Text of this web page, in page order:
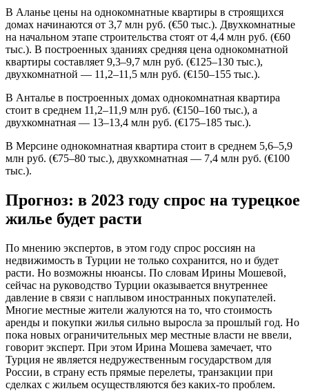
В Аланье цены на однокомнатные квартиры в строящихся
домах начинаются от 3,7 млн руб. (€50 тыс.). Двухкомнатные
на начальном этапе строительства стоят от 4,4 млн руб. (€60
тыс.). В построенных зданиях средняя цена однокомнатной
квартиры составляет 9,3–9,7 млн руб. (€125–130 тыс.),
двухкомнатной — 11,2–11,5 млн руб. (€150–155 тыс.).
В Анталье в построенных домах однокомнатная квартира
стоит в среднем 11,2–11,9 млн руб. (€150–160 тыс.), а
двухкомнатная — 13–13,4 млн руб. (€175–185 тыс.).
В Мерсине однокомнатная квартира стоит в среднем 5,6–5,9
млн руб. (€75–80 тыс.), двухкомнатная — 7,4 млн руб. (€100
тыс.).
Прогноз: в 2023 году спрос на турецкое
жилье будет расти
По мнению экспертов, в этом году спрос россиян на
недвижимость в Турции не только сохранится, но и будет
расти. Но возможны нюансы. По словам Ирины Мошевой,
сейчас на руководство Турции оказывается внутреннее
давление в связи с наплывом иностранных покупателей.
Многие местные жители жалуются на то, что стоимость
аренды и покупки жилья сильно выросла за прошлый год. Но
пока новых ограничительных мер местные власти не ввели,
говорит эксперт. При этом Ирина Мошева замечает, что
Турция не является недружественным государством для
России, в страну есть прямые перелеты, транзакции при
сделках с жильем осуществляются без каких-то проблем.